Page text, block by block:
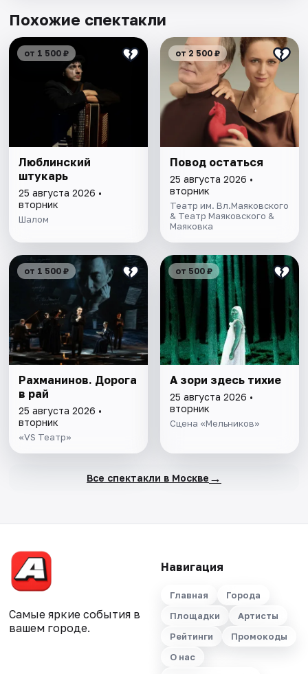
Похожие спектакли
от 1 500 ₽
Люблинский
штукарь
25 августа 2026 •
вторник
Шалом
от 2 500 ₽
Повод остаться
25 августа 2026 •
вторник
Театр им. Вл.Маяковского
& Театр Маяковского &
Маяковка
от 1 500 ₽
Рахманинов. Дорога
в рай
25 августа 2026 •
вторник
«VS Театр»
от 500 ₽
А зори здесь тихие
25 августа 2026 •
вторник
Сцена «Мельников»
Все спектакли в Москве →
Самые яркие события в
вашем городе.
Навигация
Главная
Города
Площадки
Артисты
Рейтинги
Промокоды
О нас